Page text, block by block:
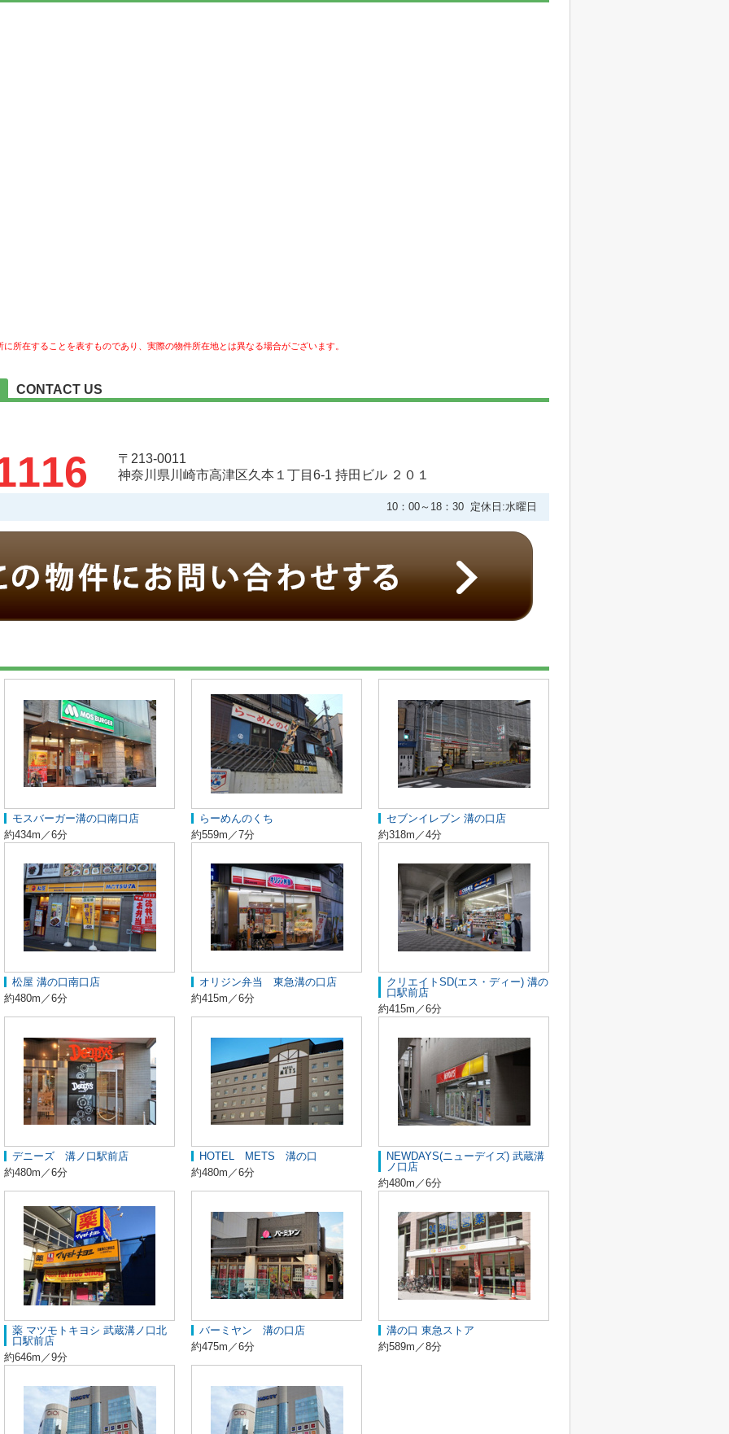
所在することを表すものであり、実際の物件所在地とは異なる場合がございます。
CONTACT US
〒213-0011
神奈川県川崎市高津区久本１丁目6-1 持田ビル ２０１
10：00～18：30 定休日:水曜日
モスバーガー溝の口南口店
約434m／6分
らーめんのくち
約559m／7分
セブンイレブン 溝の口店
約318m／4分
松屋 溝の口南口店
約480m／6分
オリジン弁当 東急溝の口店
約415m／6分
クリエイトSD(エス・ディー) 溝の
口駅前店
約415m／6分
デニーズ 溝ノ口駅前店
約480m／6分
HOTEL METS 溝の口
約480m／6分
NEWDAYS(ニューデイズ) 武蔵溝
ノ口店
約480m／6分
薬 マツモトキヨシ 武蔵溝ノ口北
口駅前店
約646m／9分
バーミヤン 溝の口店
約475m／6分
溝の口 東急ストア
約589m／8分